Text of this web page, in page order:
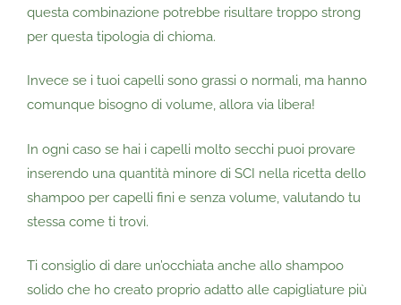
questa combinazione potrebbe risultare troppo strong
per questa tipologia di chioma.
Invece se i tuoi capelli sono grassi o normali, ma hanno
comunque bisogno di volume, allora via libera!
In ogni caso se hai i capelli molto secchi puoi provare
inserendo una quantità minore di SCI nella ricetta dello
shampoo per capelli fini e senza volume, valutando tu
stessa come ti trovi.
Ti consiglio di dare un’occhiata anche allo shampoo
solido che ho creato proprio adatto alle capigliature più